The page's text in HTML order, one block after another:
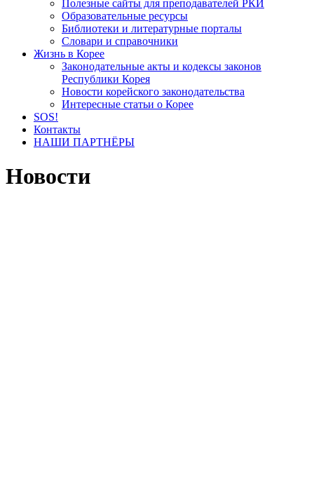
Полезные сайты для преподавателей РКИ
Образовательные ресурсы
Библиотеки и литературные порталы
Словари и справочники
Жизнь в Корее
Законодательные акты и кодексы законов
Республики Корея
Новости корейского законодательства
Интересные статьи о Корее
SOS!
Контакты
НАШИ ПАРТНЁРЫ
Новости